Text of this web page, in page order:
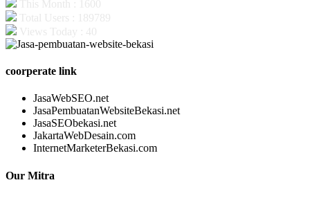
coorperate link
JasaWebSEO.net
JasaPembuatanWebsiteBekasi.net
JasaSEObekasi.net
JakartaWebDesain.com
InternetMarketerBekasi.com
Our Mitra